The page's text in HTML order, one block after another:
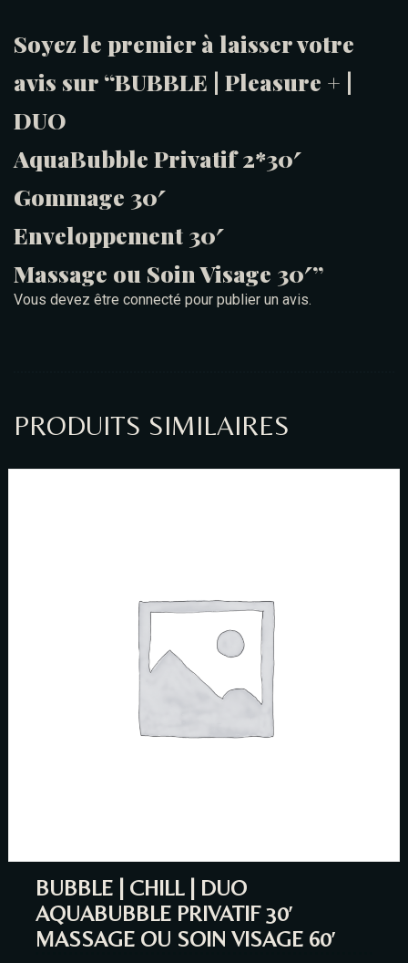
Soyez le premier à laisser votre
avis sur “BUBBLE | Pleasure + |
DUO
AquaBubble Privatif 2*30′
Gommage 30′
Enveloppement 30′
Massage ou Soin Visage 30′”
Vous devez être connecté pour publier un avis.
PRODUITS SIMILAIRES
BUBBLE | CHILL | DUO
AQUABUBBLE PRIVATIF 30′
MASSAGE OU SOIN VISAGE 60′
Table Reservation